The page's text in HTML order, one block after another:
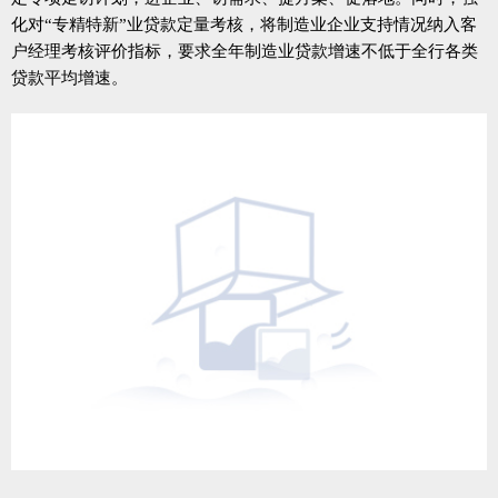
化对“专精特新”业贷款定量考核，将制造业企业支持情况纳入客
户经理考核评价指标，要求全年制造业贷款增速不低于全行各类
贷款平均增速。